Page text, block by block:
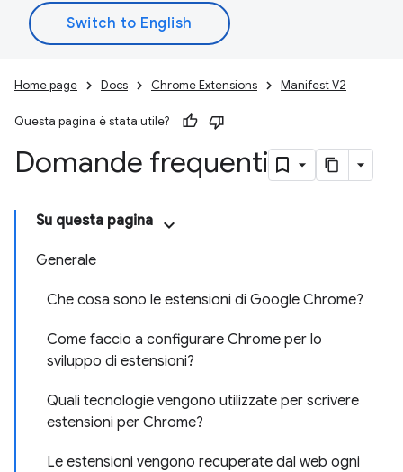
Home page Docs Chrome Extensions Manifest V2
Questa pagina è stata utile?
Domande frequenti
Su questa pagina
Generale
Che cosa sono le estensioni di Google Chrome?
Come faccio a configurare Chrome per lo
sviluppo di estensioni?
Quali tecnologie vengono utilizzate per scrivere
estensioni per Chrome?
Le estensioni vengono recuperate dal web ogni